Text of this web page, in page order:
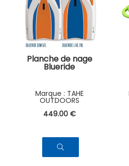
Planche de nage
Blueride
TAHE
OUTDOORS
449.00 €